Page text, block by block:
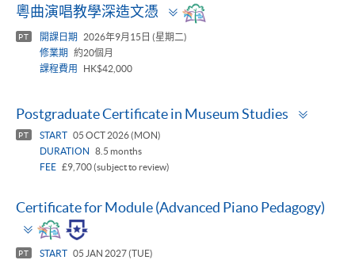
粵曲演唱教學深造文憑
Toggle
panel
PT 開課日期
2026年9月15日 (星期二)
修業期
約20個月
課程費用
HK$42,000
Postgraduate Certificate in Museum Studies
PT START 05 OCT 2026 (MON)
DURATION
8.5 months
FEE £9,700 (subject to review)
Certificate for Module (Advanced Piano Pedagogy)
Toggle
panel
PT START 05 JAN 2027 (TUE)